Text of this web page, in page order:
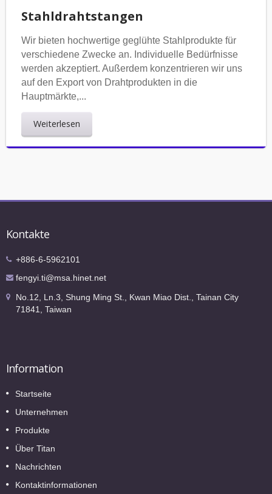
Stahldrahtstangen
Wir bieten hochwertige geglühte Stahlprodukte für
verschiedene Zwecke an. Individuelle Bedürfnisse
werden akzeptiert. Außerdem konzentrieren wir uns
auf den Export von Drahtprodukten in die
Hauptmärkte,...
Weiterlesen
Kontakte
+886-6-5962101
fengyi.ti@msa.hinet.net
No.12, Ln.3, Shung Ming St., Kwan Miao Dist., Tainan City
71841, Taiwan
Information
Startseite
Unternehmen
Produkte
Über Titan
Nachrichten
Kontaktinformationen